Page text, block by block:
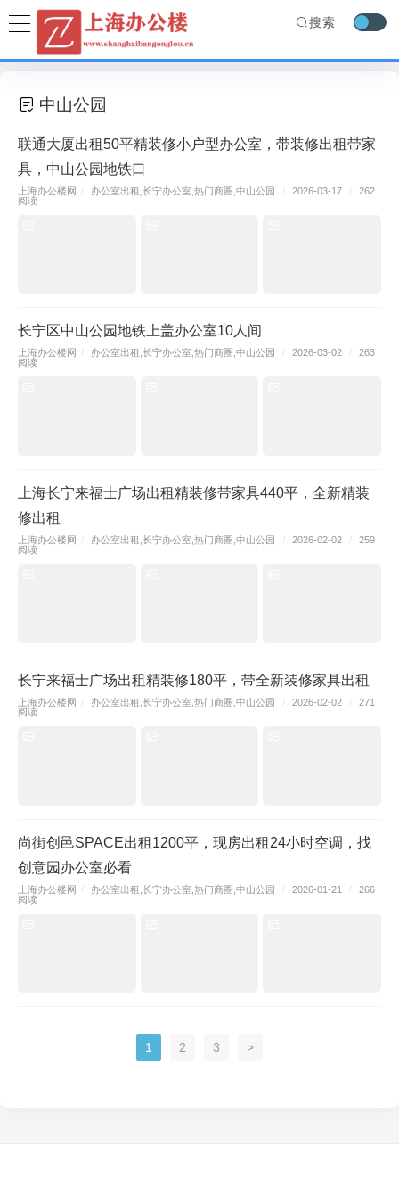
搜索
中山公园
联通大厦出租50平精装修小户型办公室，带装修出租带家
具，中山公园地铁口
上海办公楼网 / 办公室出租 长宁办公室 热门商圈 中山公园 / 2026-03-17 /
262
阅读
长宁区中山公园地铁上盖办公室10人间
上海办公楼网 / 办公室出租 ,长宁办公室,热门商圈 ,中山公园 / 2026-03-02 /
263
阅读
上海长宁来福士广场出租精装修带家具440平，全新精装
修出租
上海办公楼网 / 办公室出租 长宁办公室 热门商圈 中山公园 / 2026-02-02 /
259
阅读
长宁来福士广场出租精装修180平，带全新装修家具出租
上海办公楼网 / 办公室出租 长宁办公室 热门商圈 中山公园 / 2026-02-02 /
271
阅读
尚街创邑SPACE出租1200平，现房出租24小时空调，找
创意园办公室必看
上海办公楼网 / 办公室出租 长宁办公室 热门商圈 中山公园 / 2026-01-21 /
266
阅读
1 2 3 >